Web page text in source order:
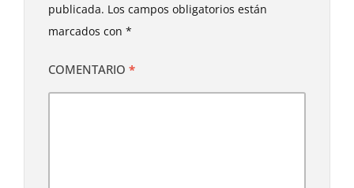
publicada. Los campos obligatorios están
marcados con *
COMENTARIO *